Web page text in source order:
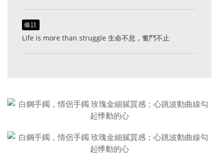
備註
Life is more than struggle 生命不息，奮鬥不止